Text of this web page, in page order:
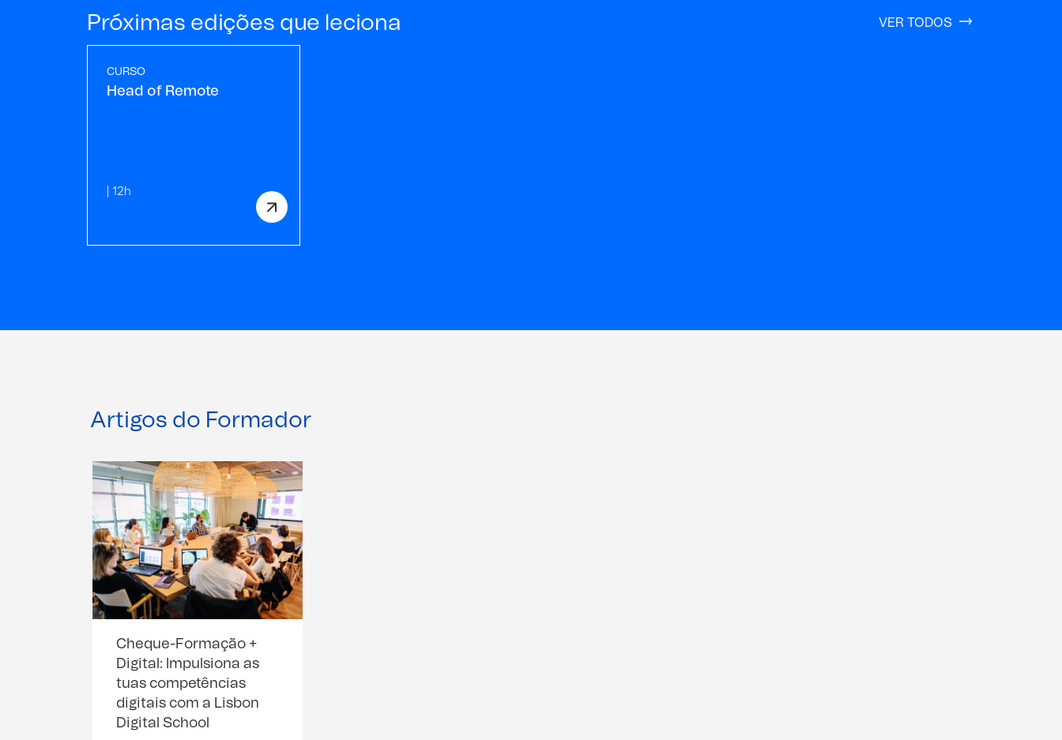
Próximas edições que leciona VER TODOS
CURSO
Head of Remote
| 12h
Artigos do Formador
Cheque-Formação +
Digital: Impulsiona as
tuas competências
digitais com a Lisbon
Digital School